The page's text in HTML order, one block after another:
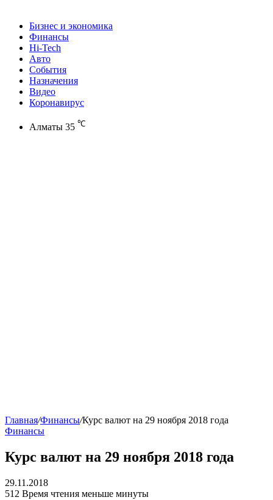
Бизнес и экономика
Финансы
Hi-Tech
Авто
События
Назначения
Видео
Коронавирус
Алматы 35 ℃
Главная/Финансы/Курс валют на 29 ноября 2018 года
Финансы
Курс валют на 29 ноября 2018 года
29.11.2018
512 Время чтения меньше минуты